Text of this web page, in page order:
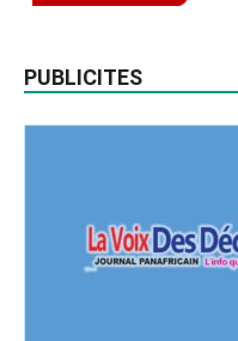
PUBLICITES